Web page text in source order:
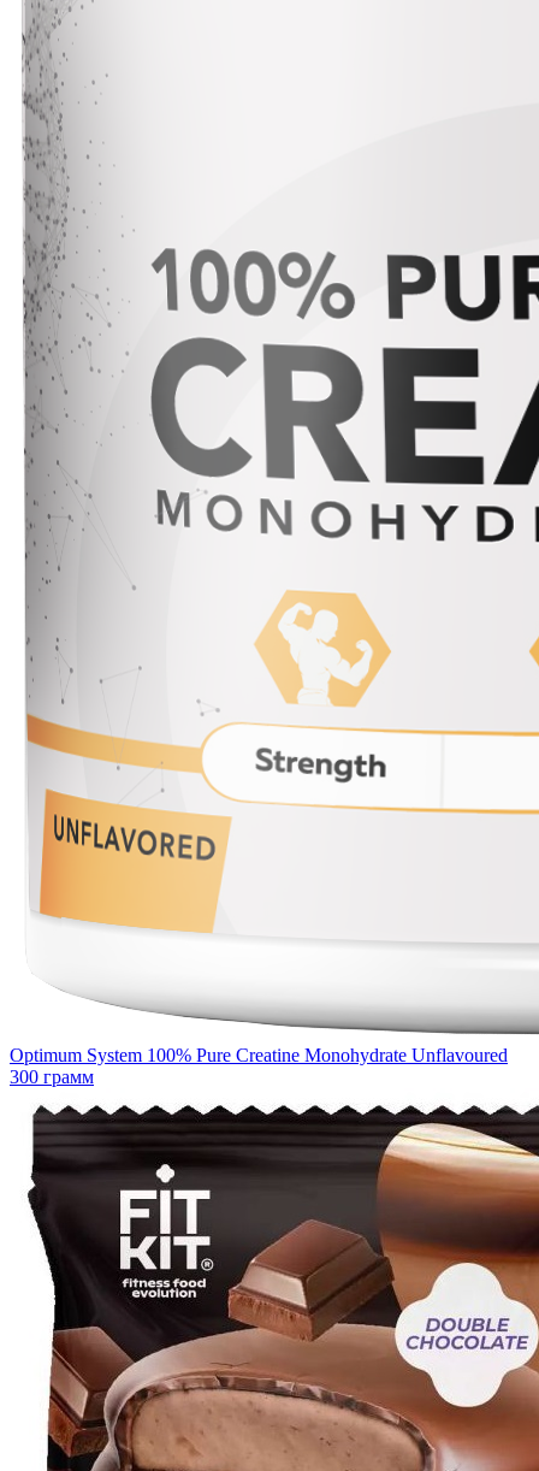
Optimum System 100% Pure Creatine Monohydrate Unflavoured
300 грамм